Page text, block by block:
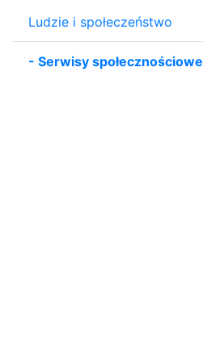
Ludzie i społeczeństwo
- Serwisy społecznościowe